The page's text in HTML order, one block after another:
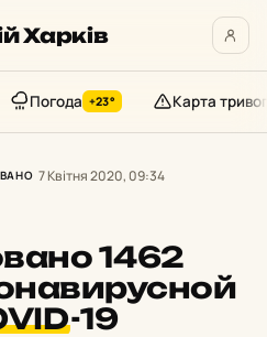
Харків
Погода +23° Карта тривог
7 Квітня 2020, 09:34
1462
-19